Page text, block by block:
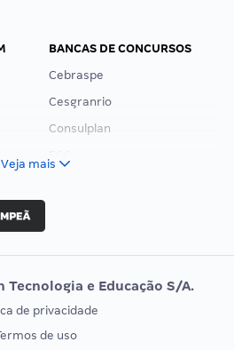
BANCAS DE CONCURSOS
Cebraspe
Cesgranrio
Consulplan
Vunesp
EXAME DE ORDEM
Veja mais
Tecnologia e Educação S/A.
de privacidade
de uso